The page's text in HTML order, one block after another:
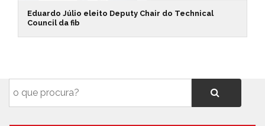
Eduardo Júlio eleito Deputy Chair do Technical
Council da fib